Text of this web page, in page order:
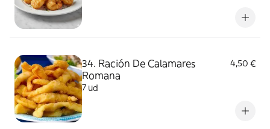
34. Ración De Calamares
Romana
4,50 €
7 ud